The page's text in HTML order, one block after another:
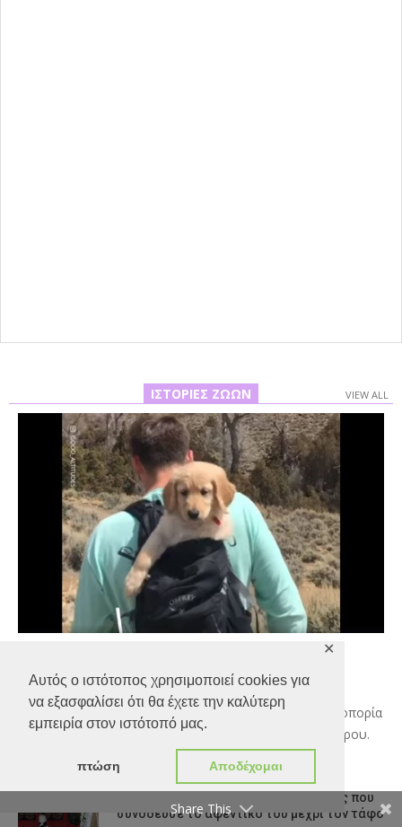
Αυτός ο ιστότοπος χρησιμοποιεί cookies για
να εξασφαλίσει ότι θα έχετε την καλύτερη
εμπειρία στον ιστότοπό μας.
πτώση Αποδέχομαι
✕
ΙΣΤΟΡΊΕΣ ΖΏΩΝ VIEW ALL
By: Μιχάλης Λεωτσάκος On: 26/05/2020
Ένα μικρό γκόλντεν ριτρίβερ πάει πρώτη φορά για πεζοπορία
και κερδίζει το βραβείο του πιο αξιαγάπητου πεζοπόρου.
Shares Facebook Twitter Google+
Φθιώτιδα: Ραγίζει καρδιές ο σκύλος που
συνόδευσε το αφεντικό του μέχρι τον τάφο
Share This